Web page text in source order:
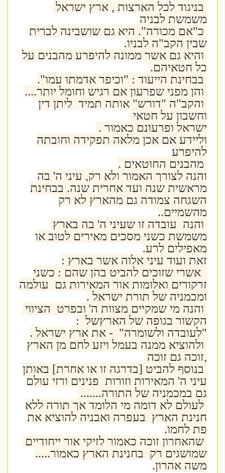
בניגוד לכל הארצות , ארץ ישראל
משמשת לבניה
כ"אם מכורה". היא גם שושבינה לברית
שבין הקב"ה לבניו.
והיא גם אשר ממונה להיפרע מהבנים על
כל חטאיהם.
בבחינת הייעוד : "וכיפר אדמתו עמו".
והן מפני שפרעון אם רגיש וחומל יותר....
והקב"ה "דורש" אותה תמיד ליתן דין
וחשבון על חטאי
ישראל ופרעונם כאמור .
וליידע אם אכן מלאה תפקידה וחובתה
להיפרע
מהבנים החוטאים .
והנה לצורך האמור ולא רק, עיני ה' בה
מראשית שנה ועד אחרית שנה. בבחינת
השגחה צמודה גם מהארץ לא רק
מהשמיים..
והנה עובדה זו שעיני ה' בה בארץ
משמשת כשני מסכים מאירים לטוב או
מאפילים לרע.
זאת ועוד עיני אלוה אשר בארץ :
אשרי שזוכים להביט בהן שהם : כשני
זרקורים ואלומות אור המאירות גם עולמה
ומכמניה של תורת ישראל .
והנה מי שמקיים מצוות ה' ובפרט הציווי
הקשור בגופה של הארץשל :
"לעובדה ולשומרה" - את ארץ ישראל .
ולהוציא ממנה בעמל ויזע לחם מן הארץ
,זוכה גם זוכה
בנוסף להביט [בדרגה זו או אחרת] באותן
עיני ה' המאירות וזורות פנינים ורזי עולם
גם במכמניה של התורה.......
לעולם לא דומה מי הלומד אך תורה ללא
חנינת הארץ בעפרה ואבניה להוציא את
פת לחמו.
שהאחרון זוכה כאמור לזיקי אור ייחודיים
שמושגים רק בחנינת הארץ כאמור.....
משה אהרון.